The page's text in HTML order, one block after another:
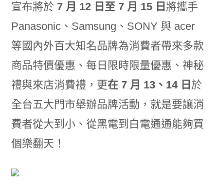
宣布將於 7 月 12 日至 7 月 15 日 將攜手
Panasonic、Samsung、SONY 與 acer
等國內外百大知名品牌為消費者帶來多款
商品特價優惠、每日限時限量優惠、神秘
禮與來店消費禮，更在 7 月 13、14 日 於
全台五大門市舉辦品牌活動，就是要讓消
費者從大到小、從黑電到白電通通能夠買
個樂翻天！